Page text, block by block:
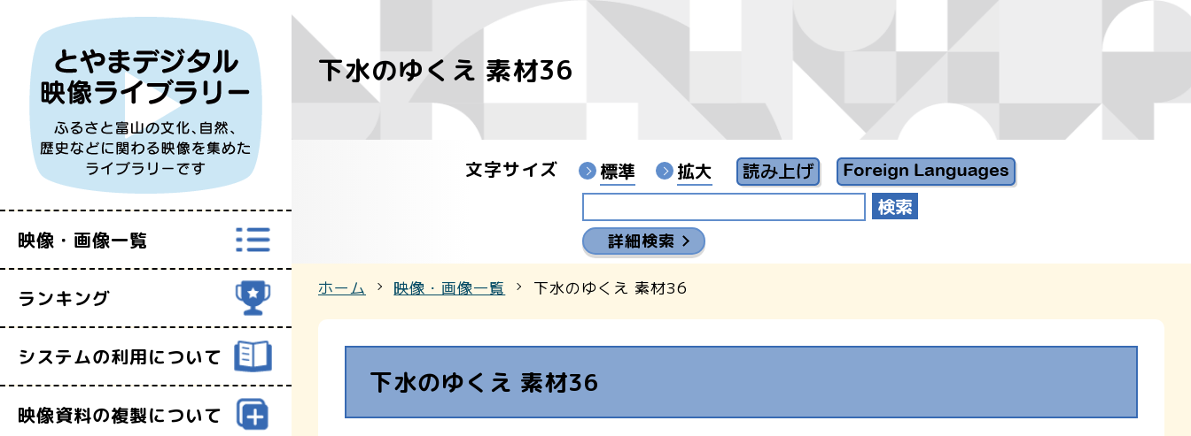
映像・画像一覧
すべての映像
富山県映像センターYouTubeチャンネル
ランキング
システムの利用について
映像資料の複製について
下水のゆくえ 素材36
文字サイズ 標準 拡大
詳細検索
ホーム 映像・画像一覧 下水のゆくえ 素材36
下水のゆくえ 素材36